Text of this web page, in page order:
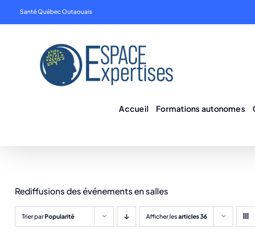
Santé Québec Outaouais
Accueil Formations autonomes
Rediffusions des événements en salles
Trier parPopularité Afficher lesarticles 36